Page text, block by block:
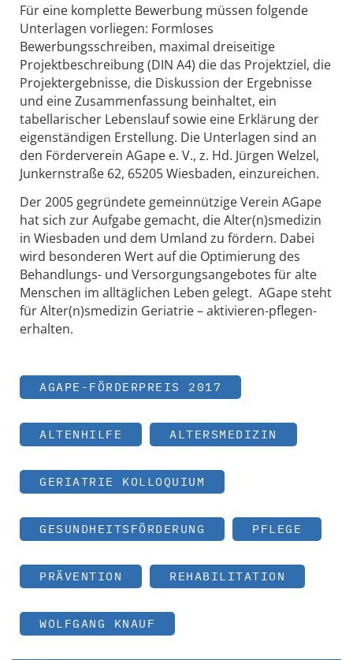
Für eine komplette Bewerbung müssen folgende
Unterlagen vorliegen: Formloses
Bewerbungsschreiben, maximal dreiseitige
Projektbeschreibung (DIN A4) die das Projektziel, die
Projektergebnisse, die Diskussion der Ergebnisse
und eine Zusammenfassung beinhaltet, ein
tabellarischer Lebenslauf sowie eine Erklärung der
eigenständigen Erstellung. Die Unterlagen sind an
den Förderverein AGape e. V., z. Hd. Jürgen Welzel,
Junkernstraße 62, 65205 Wiesbaden, einzureichen.
Der 2005 gegründete gemeinnützige Verein AGape
hat sich zur Aufgabe gemacht, die Alter(n)smedizin
in Wiesbaden und dem Umland zu fördern. Dabei
wird besonderen Wert auf die Optimierung des
Behandlungs- und Versorgungsangebotes für alte
Menschen im alltäglichen Leben gelegt. AGape steht
für Alter(n)smedizin Geriatrie – aktivieren-pflegen-
erhalten.
AGAPE-FÖRDERPREIS 2017
ALTENHILFE ALTERSMEDIZIN
GERIATRIE KOLLOQUIUM
GESUNDHEITSFÖRDERUNG PFLEGE
PRÄVENTION REHABILITATION
WOLFGANG KNAUF